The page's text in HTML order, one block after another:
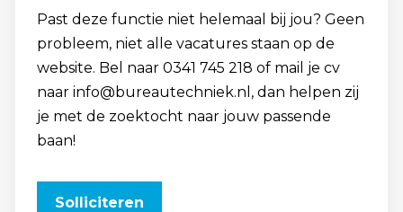
Past deze functie niet helemaal bij jou? Geen
probleem, niet alle vacatures staan op de
website. Bel naar 0341 745 218 of mail je cv
naar info@bureautechniek.nl, dan helpen zij
je met de zoektocht naar jouw passende
baan!
Solliciteren